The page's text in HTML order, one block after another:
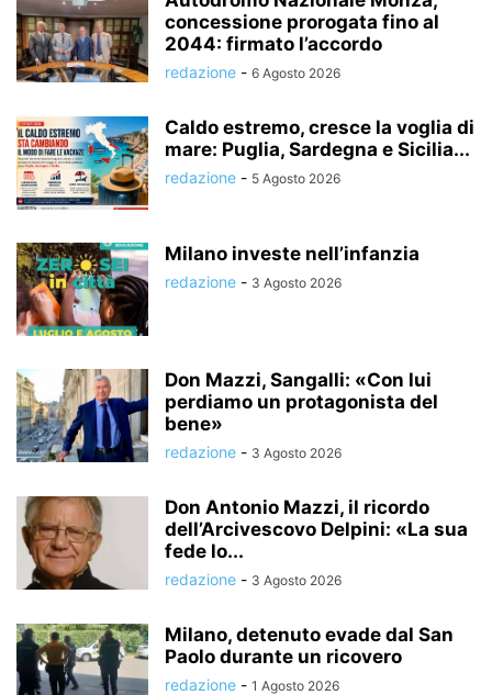
concessione prorogata fino al
2044: firmato l’accordo
redazione - 6 Agosto 2026
Caldo estremo, cresce la voglia di
mare: Puglia, Sardegna e Sicilia...
redazione - 5 Agosto 2026
Milano investe nell’infanzia
redazione - 3 Agosto 2026
Don Mazzi, Sangalli: «Con lui
perdiamo un protagonista del
bene»
redazione - 3 Agosto 2026
Don Antonio Mazzi, il ricordo
dell’Arcivescovo Delpini: «La sua
fede lo...
redazione - 3 Agosto 2026
Milano, detenuto evade dal San
Paolo durante un ricovero
redazione - 1 Agosto 2026